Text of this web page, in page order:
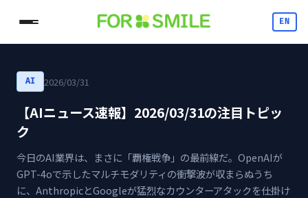
EN
AI 2026/03/31
【AIニュース速報】2026/03/31の注目トピッ
ク
今日のAI業界は、まさに「覇権戦争」の最前線だ。OpenAIが
GPT-4oで示したマルチモダリティの衝撃波が収まらぬうち
に、AnthropicとGoogleが猛烈なカウンターアタックを仕掛け